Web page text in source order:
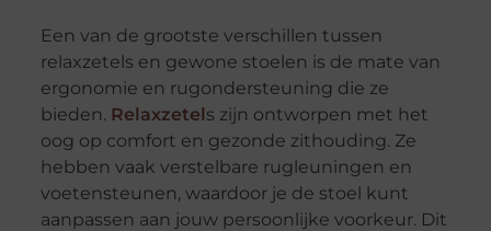
Een van de grootste verschillen tussen
relaxzetels en gewone stoelen is de mate van
ergonomie en rugondersteuning die ze
bieden. Relaxzetels zijn ontworpen met het
oog op comfort en gezonde zithouding. Ze
hebben vaak verstelbare rugleuningen en
voetensteunen, waardoor je de stoel kunt
aanpassen aan jouw persoonlijke voorkeur. Dit